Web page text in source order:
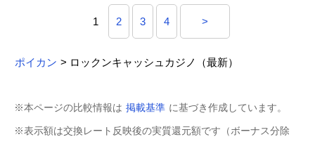
1 2 3 4 >
ポイカン > ロックンキャッシュカジノ（最新）
※本ページの比較情報は 掲載基準 に基づき作成しています。
※表示額は交換レート反映後の実質還元額です（ボーナス分除